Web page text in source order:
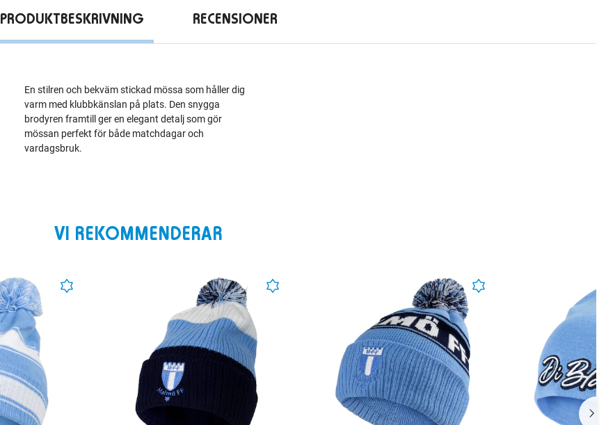
PRODUKTBESKRIVNING RECENSIONER
En stilren och bekväm stickad mössa som håller dig
varm med klubbkänslan på plats. Den snygga
brodyren framtill ger en elegant detalj som gör
mössan perfekt för både matchdagar och
vardagsbruk.
VI REKOMMENDERAR